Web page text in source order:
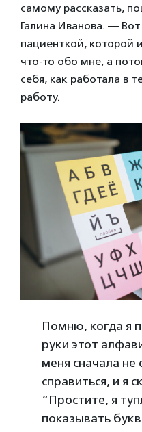
самому рассказать,
Галина Иванова. —
пациенткой, которой
что-то обо мне, а
себя, как работала в
работу.
Помню, когда я
руки этот
меня сначала не
справиться, и я
“Простите, я
показывать